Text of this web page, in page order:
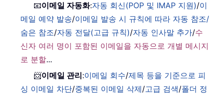
📧이메일 자동화:자동 회신(POP 및 IMAP 지원)/이
메일 예약 발송/이메일 발송 시 규칙에 따라 자동 참조/
숨은 참조/자동 전달(고급 규칙)/자동 인사말 추가/수
신자 여러 명이 포함된 이메일을 자동으로 개별 메시지
로 분할...
📨이메일 관리:이메일 회수/제목 등을 기준으로 피
싱 이메일 차단/중복된 이메일 삭제/고급 검색/폴더 정